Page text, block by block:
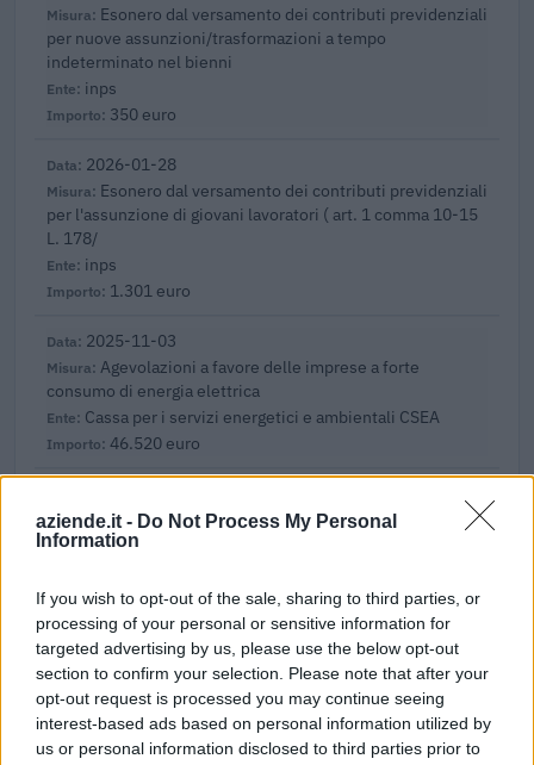
aziende.it - Do Not Process My Personal
Information
If you wish to opt-out of the sale, sharing to third parties, or
processing of your personal or sensitive information for
targeted advertising by us, please use the below opt-out
section to confirm your selection. Please note that after your
opt-out request is processed you may continue seeing
interest-based ads based on personal information utilized by
us or personal information disclosed to third parties prior to
Esonero dal versamento dei contributi previdenziali
per nuove assunzioni/trasformazioni a tempo
indeterminato nel bienni
inps
350 euro
2026-01-28
Esonero dal versamento dei contributi previdenziali
per l'assunzione di giovani lavoratori ( art. 1 comma 10-15
L. 178/
inps
1.301 euro
2025-11-03
Agevolazioni a favore delle imprese a forte
consumo di energia elettrica
Cassa per i servizi energetici e ambientali CSEA
46.520 euro
Esonero dal versamento dei contributi previdenziali
per nuove assunzioni/trasformazioni a tempo
inps
4.653 euro
2025-01-30
Esonero dal versamento dei contributi previdenziali
per l'assunzione di giovani lavoratori ( art. 1 comma 10-15
L. 178/